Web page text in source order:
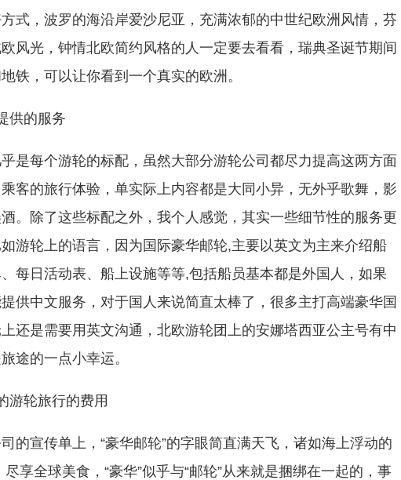
式，波罗的海沿岸爱沙尼亚，充满浓郁的中世纪欧洲风情，芬
风光，钟情北欧简约风格的人一定要去看看，瑞典圣诞节期间
铁，可以让你看到一个真实的欧洲。
供的服务
是每个游轮的标配，虽然大部分游轮公司都尽力提高这两方面
客的旅行体验，单实际上内容都是大同小异，无外乎歌舞，影
。除了这些标配之外，我个人感觉，其实一些细节性的服务更
游轮上的语言，因为国际豪华邮轮,主要以英文为主来介绍船
每日活动表、船上设施等等,包括船员基本都是外国人，如果
供中文服务，对于国人来说简直太棒了，很多主打高端豪华国
还是需要用英文沟通，北欧游轮团上的安娜塔西亚公主号有中
途的一点小幸运。
游轮旅行的费用
的宣传单上，“豪华邮轮”的字眼简直满天飞，诸如海上浮动的
享全球美食，“豪华”似乎与“邮轮”从来就是捆绑在一起的，事